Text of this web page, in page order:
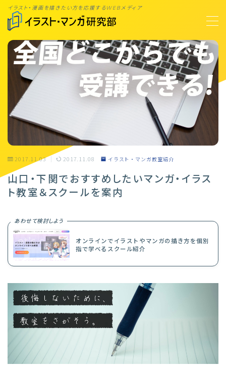
イラスト・漫画を描きたい方を応援するWEBメディア
MENU
TOP
オンライン講座案内 #PR
お問合せ
広告掲載依頼
利用規約
プライバシーポリシー
2017.11.03 2017.11.08 イラスト・マンガ教室紹介
山口・下関でおすすめしたいマンガ・イラス
ト教室＆スクールを案内
あわせて検討しよう
オンラインでイラストやマンガの描き方を個別
指で学べるスクール紹介